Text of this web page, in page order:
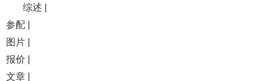
综述 |
参配 |
图片 |
报价 |
文章 |